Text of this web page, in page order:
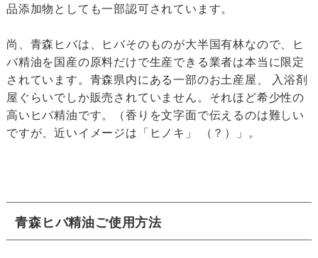
品添加物としても一部認可されています。
尚、青森ヒバは、ヒバそのものが大半国有林なので、ヒ
バ精油を国産の原料だけで生産できる業者は本当に限定
されています。青森県内にある一部のお土産屋、 入浴剤
屋ぐらいでしか販売されていません。それほど希少性の
高いヒバ精油です。（香りを文字面で伝えるのは難しい
ですが、近いイメージは「ヒノキ」 （？）」。
青森ヒバ精油ご使用方法